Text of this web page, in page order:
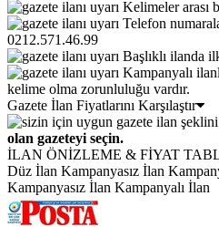
Kelimeler arası
Telefon
0212.571.46.99
Başlıklı ilanda
Kampanyalı
kelime olma zorunluluğu vardır.
Gazete İlan Fiyatlarını Karşılaştır
olan gazeteyi seçin.
İLAN ÖNİZLEME & FİYAT
Düz İlan Kampanyasız İlan
Kampanyasız İlan Kampanyalı İlan